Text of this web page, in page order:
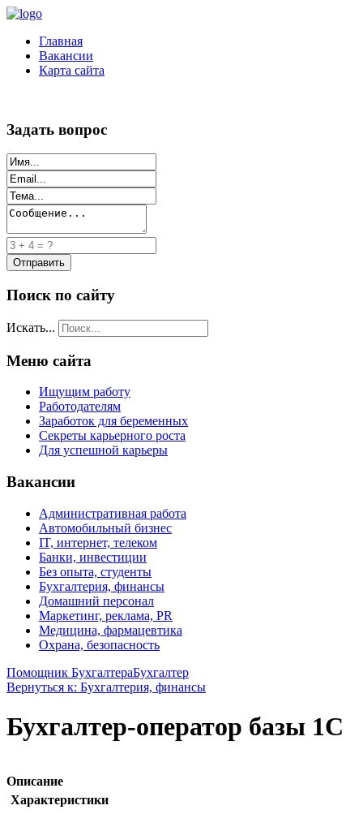
Главная
Вакансии
Карта сайта
Задать вопрос
Поиск по сайту
Искать...
Меню сайта
Ищущим работу
Работодателям
Заработок для беременных
Секреты карьерного роста
Для успешной карьеры
Вакансии
Административная работа
Автомобильный бизнес
IT, интернет, телеком
Банки, инвестиции
Без опыта, студенты
Бухгалтерия, финансы
Домашний персонал
Маркетинг, реклама, PR
Медицина, фармацевтика
Охрана, безопасность
Помощник БухгалтераБухгалтер
Вернуться к: Бухгалтерия, финансы
Бухгалтер-оператор базы 1С
Описание
Характеристики